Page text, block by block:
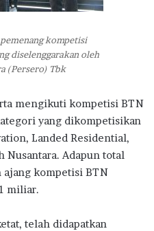
kompetisi
diselenggarakan oleh
(Persero) Tbk
mengikuti kompetisi BTN
yang dikompetisikan
Landed Residential,
Nusantara. Adapun total
ajang kompetisi BTN
miliar.
telah didapatkan